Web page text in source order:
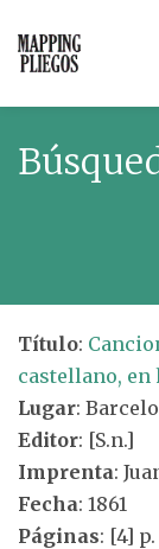
Título:
castellano, en
Lugar:
Editor: [S.n.]
Imprenta:
Fecha: 1861
Páginas: [4] p.